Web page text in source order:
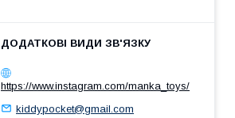
https://www.instagram.com/manka_toys/
kiddypocket@gmail.com